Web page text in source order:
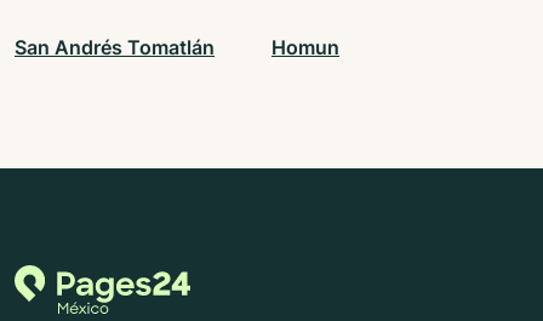
San Andrés Tomatlán Homun